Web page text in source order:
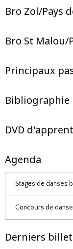
Bro Zol/Pays
Bro St Malou/
Principaux
Bibliographie
DVD
Agenda
Stages de danses
Concours de danse
Derniers